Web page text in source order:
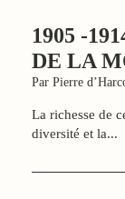
1905 -
DE LA
Par Pierre
La richesse de
diversité et la...